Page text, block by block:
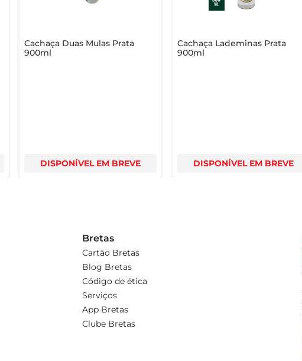
Cachaça Duas Mulas Prata
900ml
DISPONÍVEL EM BREVE
Cachaça Lademinas Prata
900ml
DISPONÍVEL EM BREVE
Bretas
Cartão Bretas
Blog Bretas
Código de ética
Serviços
App Bretas
Clube Bretas